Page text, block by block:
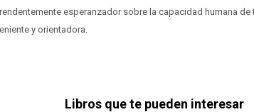
esperanzador sobre la capacidad humana
y orientadora.
Libros que te pueden interesar